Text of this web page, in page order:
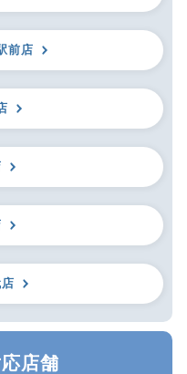
前店
店舗